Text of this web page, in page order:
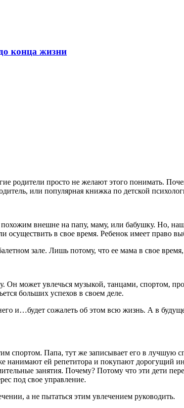
конца жизни
родители просто не желают этого понимать.
или популярная книжка по детской
внешне на папу, маму, или бабушку. Но,
в свое время. Ребенок имеет право
зале. Лишь потому, что ее мама в свое
Он может увлечься музыкой, танцами, спортом,
больших успехов в своем деле.
и…будет сожалеть об этом всю жизнь. А в
спортом. Папа, тут же записывает его в лучшую
нанимают ей репетитора и покупают дорогущий
занятия. Почему? Потому что эти дети
под свое управление.
а не пытаться этим увлечением руководить.